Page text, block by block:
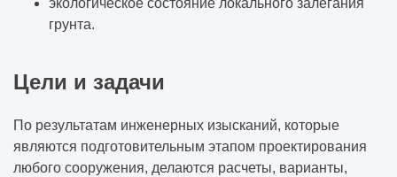
грунта.
Цели и задачи
По результатам инженерных изысканий, которые
являются подготовительным этапом проектирования
любого сооружения, делаются расчеты, варианты,